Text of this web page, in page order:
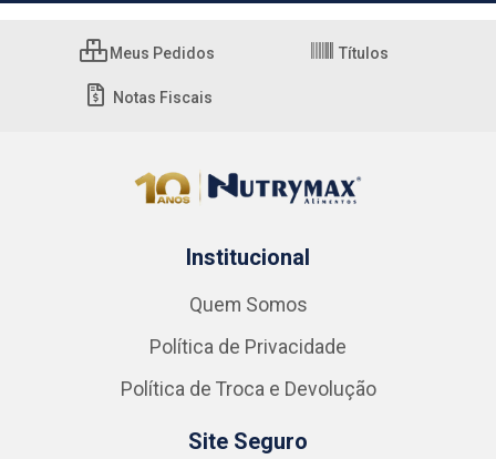
Meus Pedidos Títulos
Notas Fiscais
Institucional
Quem Somos
Política de Privacidade
Política de Troca e Devolução
Site Seguro